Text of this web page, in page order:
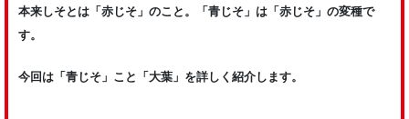
本来しそとは「赤じそ」のこと。「青じそ」は「赤じそ」の変種で
す。
今回は「青じそ」こと「大葉」を詳しく紹介します。